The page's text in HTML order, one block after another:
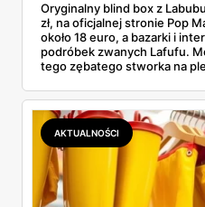
Oryginalny blind box z
zł, na oficjalnej stronie Pop
około 18 euro, a bazarki i
podróbek zwanych Lafufu.
tego zębatego stworka na
kosztuje i po czym poznać,
podróbki. Spisałam
łącznie z jedną wpadką, o
AKTUALNOŚCI